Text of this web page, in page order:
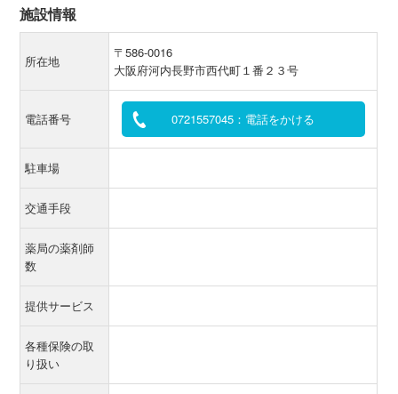
施設情報
所在地
〒586-0016
大阪府河内長野市西代町１番２３号
電話番号 0721557045：電話をかける
駐車場
交通手段
薬局の薬剤師
数
提供サービス
各種保険の取
り扱い